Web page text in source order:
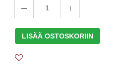
1
LISÄÄ OSTOSKORIIN